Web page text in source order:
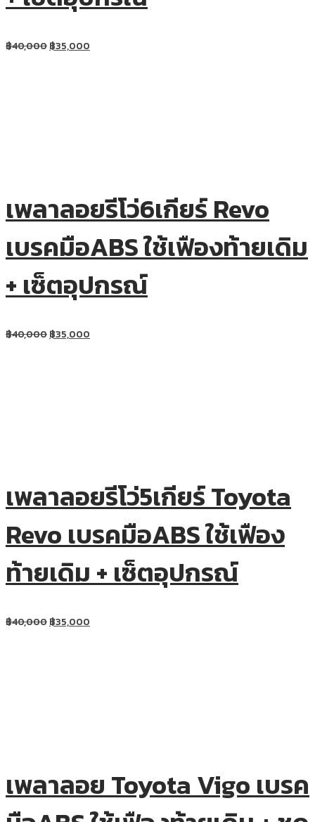
฿40,000฿35,000
เพลาลอยรีโว่6เกียร์ Revo
เบรคมือABS ใช้เฟืองท้ายเดิม
+ เซ็ตอุปกรณ์
฿40,000฿35,000
เพลาลอยรีโว่5เกียร์ Toyota
Revo เบรคมือABS ใช้เฟือง
ท้ายเดิม + เซ็ตอุปกรณ์
฿40,000฿35,000
เพลาลอย Toyota Vigo เบรค